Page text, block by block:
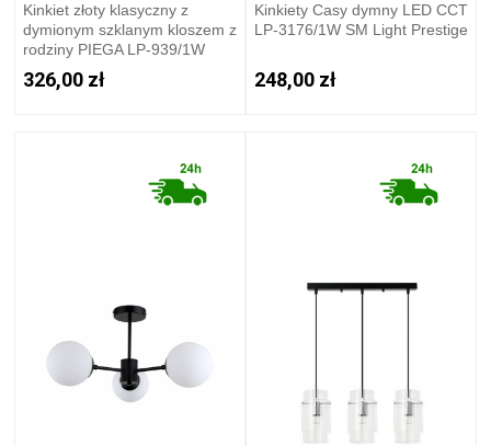
Kinkiet złoty klasyczny z
dymionym szklanym kloszem z
rodziny PIEGA LP-939/1W
smoked Light Prestige
326,00 zł
Kinkiety Casy dymny LED CCT
LP-3176/1W SM Light Prestige
248,00 zł